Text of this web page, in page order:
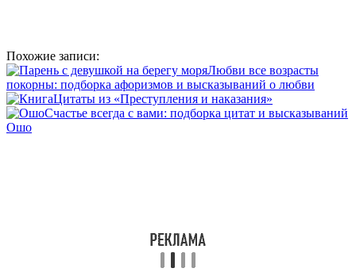
Похожие записи:
Любви все возрасты
покорны: подборка афоризмов и высказываний о любви
Цитаты из «Преступления и наказания»
Счастье всегда с вами: подборка цитат и высказываний
Ошо